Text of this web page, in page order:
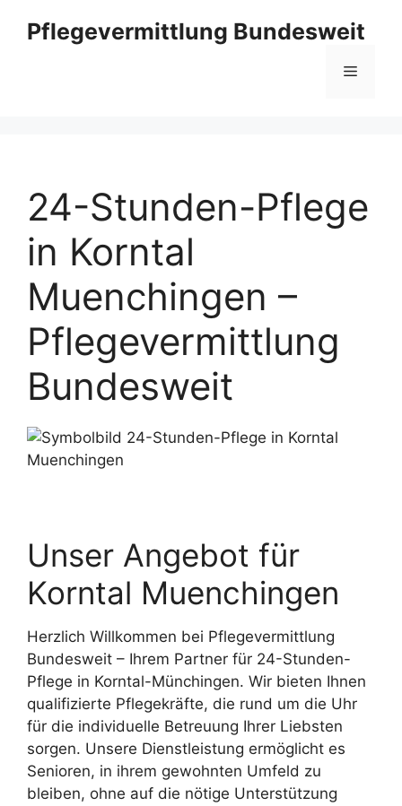
Pflegevermittlung Bundesweit
Menu
24-Stunden-Pflege
in Korntal
Muenchingen –
Pflegevermittlung
Bundesweit
Unser Angebot für
Korntal Muenchingen
Herzlich Willkommen bei Pflegevermittlung
Bundesweit – Ihrem Partner für 24-Stunden-
Pflege in Korntal-Münchingen. Wir bieten Ihnen
qualifizierte Pflegekräfte, die rund um die Uhr
für die individuelle Betreuung Ihrer Liebsten
sorgen. Unsere Dienstleistung ermöglicht es
Senioren, in ihrem gewohnten Umfeld zu
bleiben, ohne auf die nötige Unterstützung